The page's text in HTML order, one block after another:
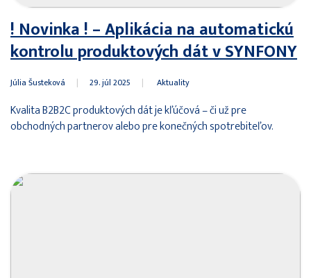
! Novinka ! – Aplikácia na automatickú
kontrolu produktových dát v SYNFONY
Júlia Šusteková | 29. júl 2025 | Aktuality
Kvalita B2B2C produktových dát je kľúčová – či už pre
obchodných partnerov alebo pre konečných spotrebiteľov.